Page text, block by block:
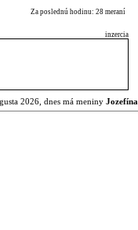
Za poslednú hodinu: 28 meraní
inzercia
2026, dnes má meniny Jozefína